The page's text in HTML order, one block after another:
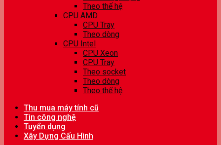
Theo thế hệ
CPU AMD
CPU Tray
Theo dòng
CPU Intel
CPU Xeon
CPU Tray
Theo socket
Theo dòng
Theo thế hệ
Thu mua máy tính cũ
Tin công nghệ
Tuyển dụng
Xây Dựng Cấu Hình